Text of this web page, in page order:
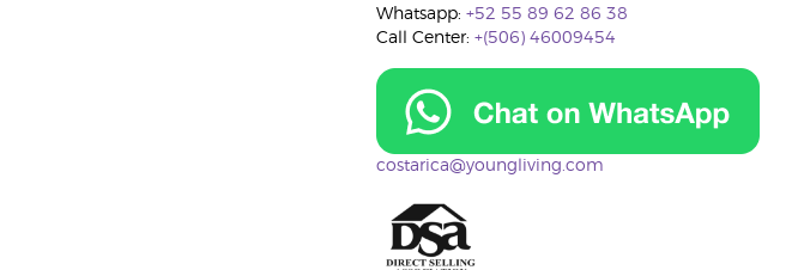
Whatsapp: +52 55 89 62 86 38
Call Center: +(506) 46009454
costarica@youngliving.com